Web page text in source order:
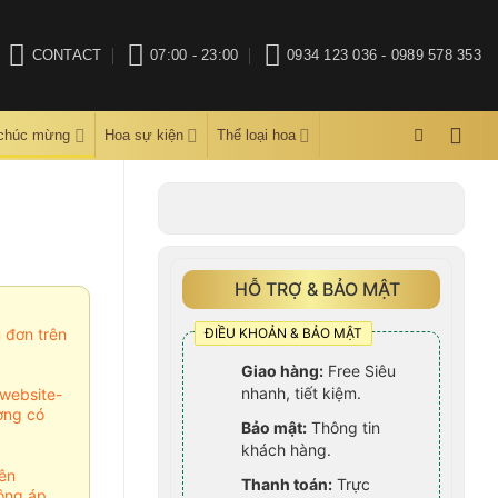
CONTACT 07:00 - 23:00 0934 123 036 - 0989 578 353
mừng Hoa sự kiện Thể loại hoa
HỖ TRỢ & BẢO MẬT
ĐIỀU KHOẢN & BẢO MẬT
Giao hàng: Free Siêu
nhanh, tiết kiệm.
Bảo mật: Thông tin
khách hàng.
Thanh toán: Trực
đơn trên
có